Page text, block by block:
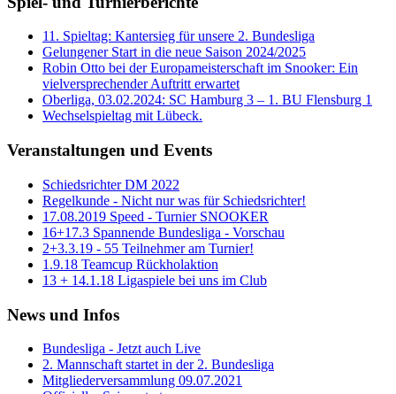
11. Spieltag: Kantersieg für unsere 2. Bundesliga
Gelungener Start in die neue Saison 2024/2025
Robin Otto bei der Europameisterschaft im Snooker: Ein
vielversprechender Auftritt erwartet
Oberliga, 03.02.2024: SC Hamburg 3 – 1. BU Flensburg 1
Wechselspieltag mit Lübeck.
Veranstaltungen und Events
Schiedsrichter DM 2022
Regelkunde - Nicht nur was für Schiedsrichter!
17.08.2019 Speed - Turnier SNOOKER
16+17.3 Spannende Bundesliga - Vorschau
2+3.3.19 - 55 Teilnehmer am Turnier!
1.9.18 Teamcup Rückholaktion
13 + 14.1.18 Ligaspiele bei uns im Club
News und Infos
Bundesliga - Jetzt auch Live
2. Mannschaft startet in der 2. Bundesliga
Mitgliederversammlung 09.07.2021